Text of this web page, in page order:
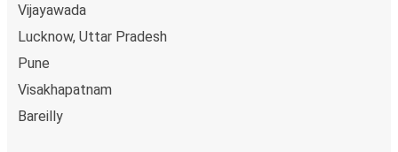
Vijayawada
Lucknow, Uttar Pradesh
Pune
Visakhapatnam
Bareilly